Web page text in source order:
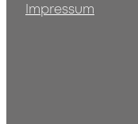
Impressum